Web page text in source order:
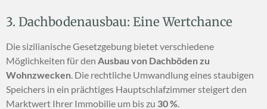
3. Dachbodenausbau: Eine Wertchance
Die sizilianische Gesetzgebung bietet verschiedene
Möglichkeiten für den Ausbau von Dachböden zu
Wohnzwecken. Die rechtliche Umwandlung eines staubigen
Speichers in ein prächtiges Hauptschlafzimmer steigert den
Marktwert Ihrer Immobilie um bis zu 30 %.